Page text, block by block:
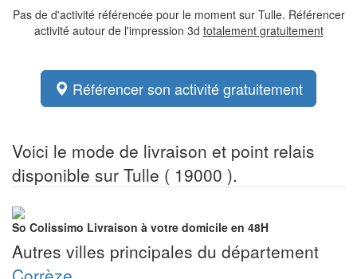
Pas de d'activité référencée pour le moment sur Tulle. Référencer
activité autour de l'impression 3d totalement gratuitement
Référencer son activité gratuitement
Voici le mode de livraison et point relais
disponible sur Tulle ( 19000 ).
So Colissimo Livraison à votre domicile en 48H
Autres villes principales du département